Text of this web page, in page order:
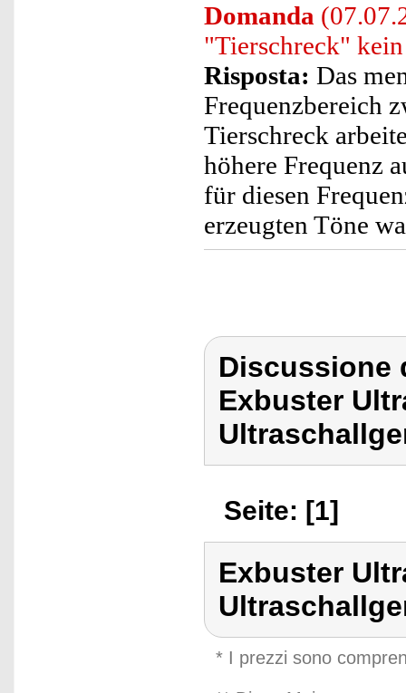
Domanda
"Tierschreck"
Risposta: Das
Frequenzbereich
Tierschreck
höhere Frequenz
für diesen
erzeugten Töne
Discussione
Exbuster
Seite: [1]
Exbuster
* I prezzi sono